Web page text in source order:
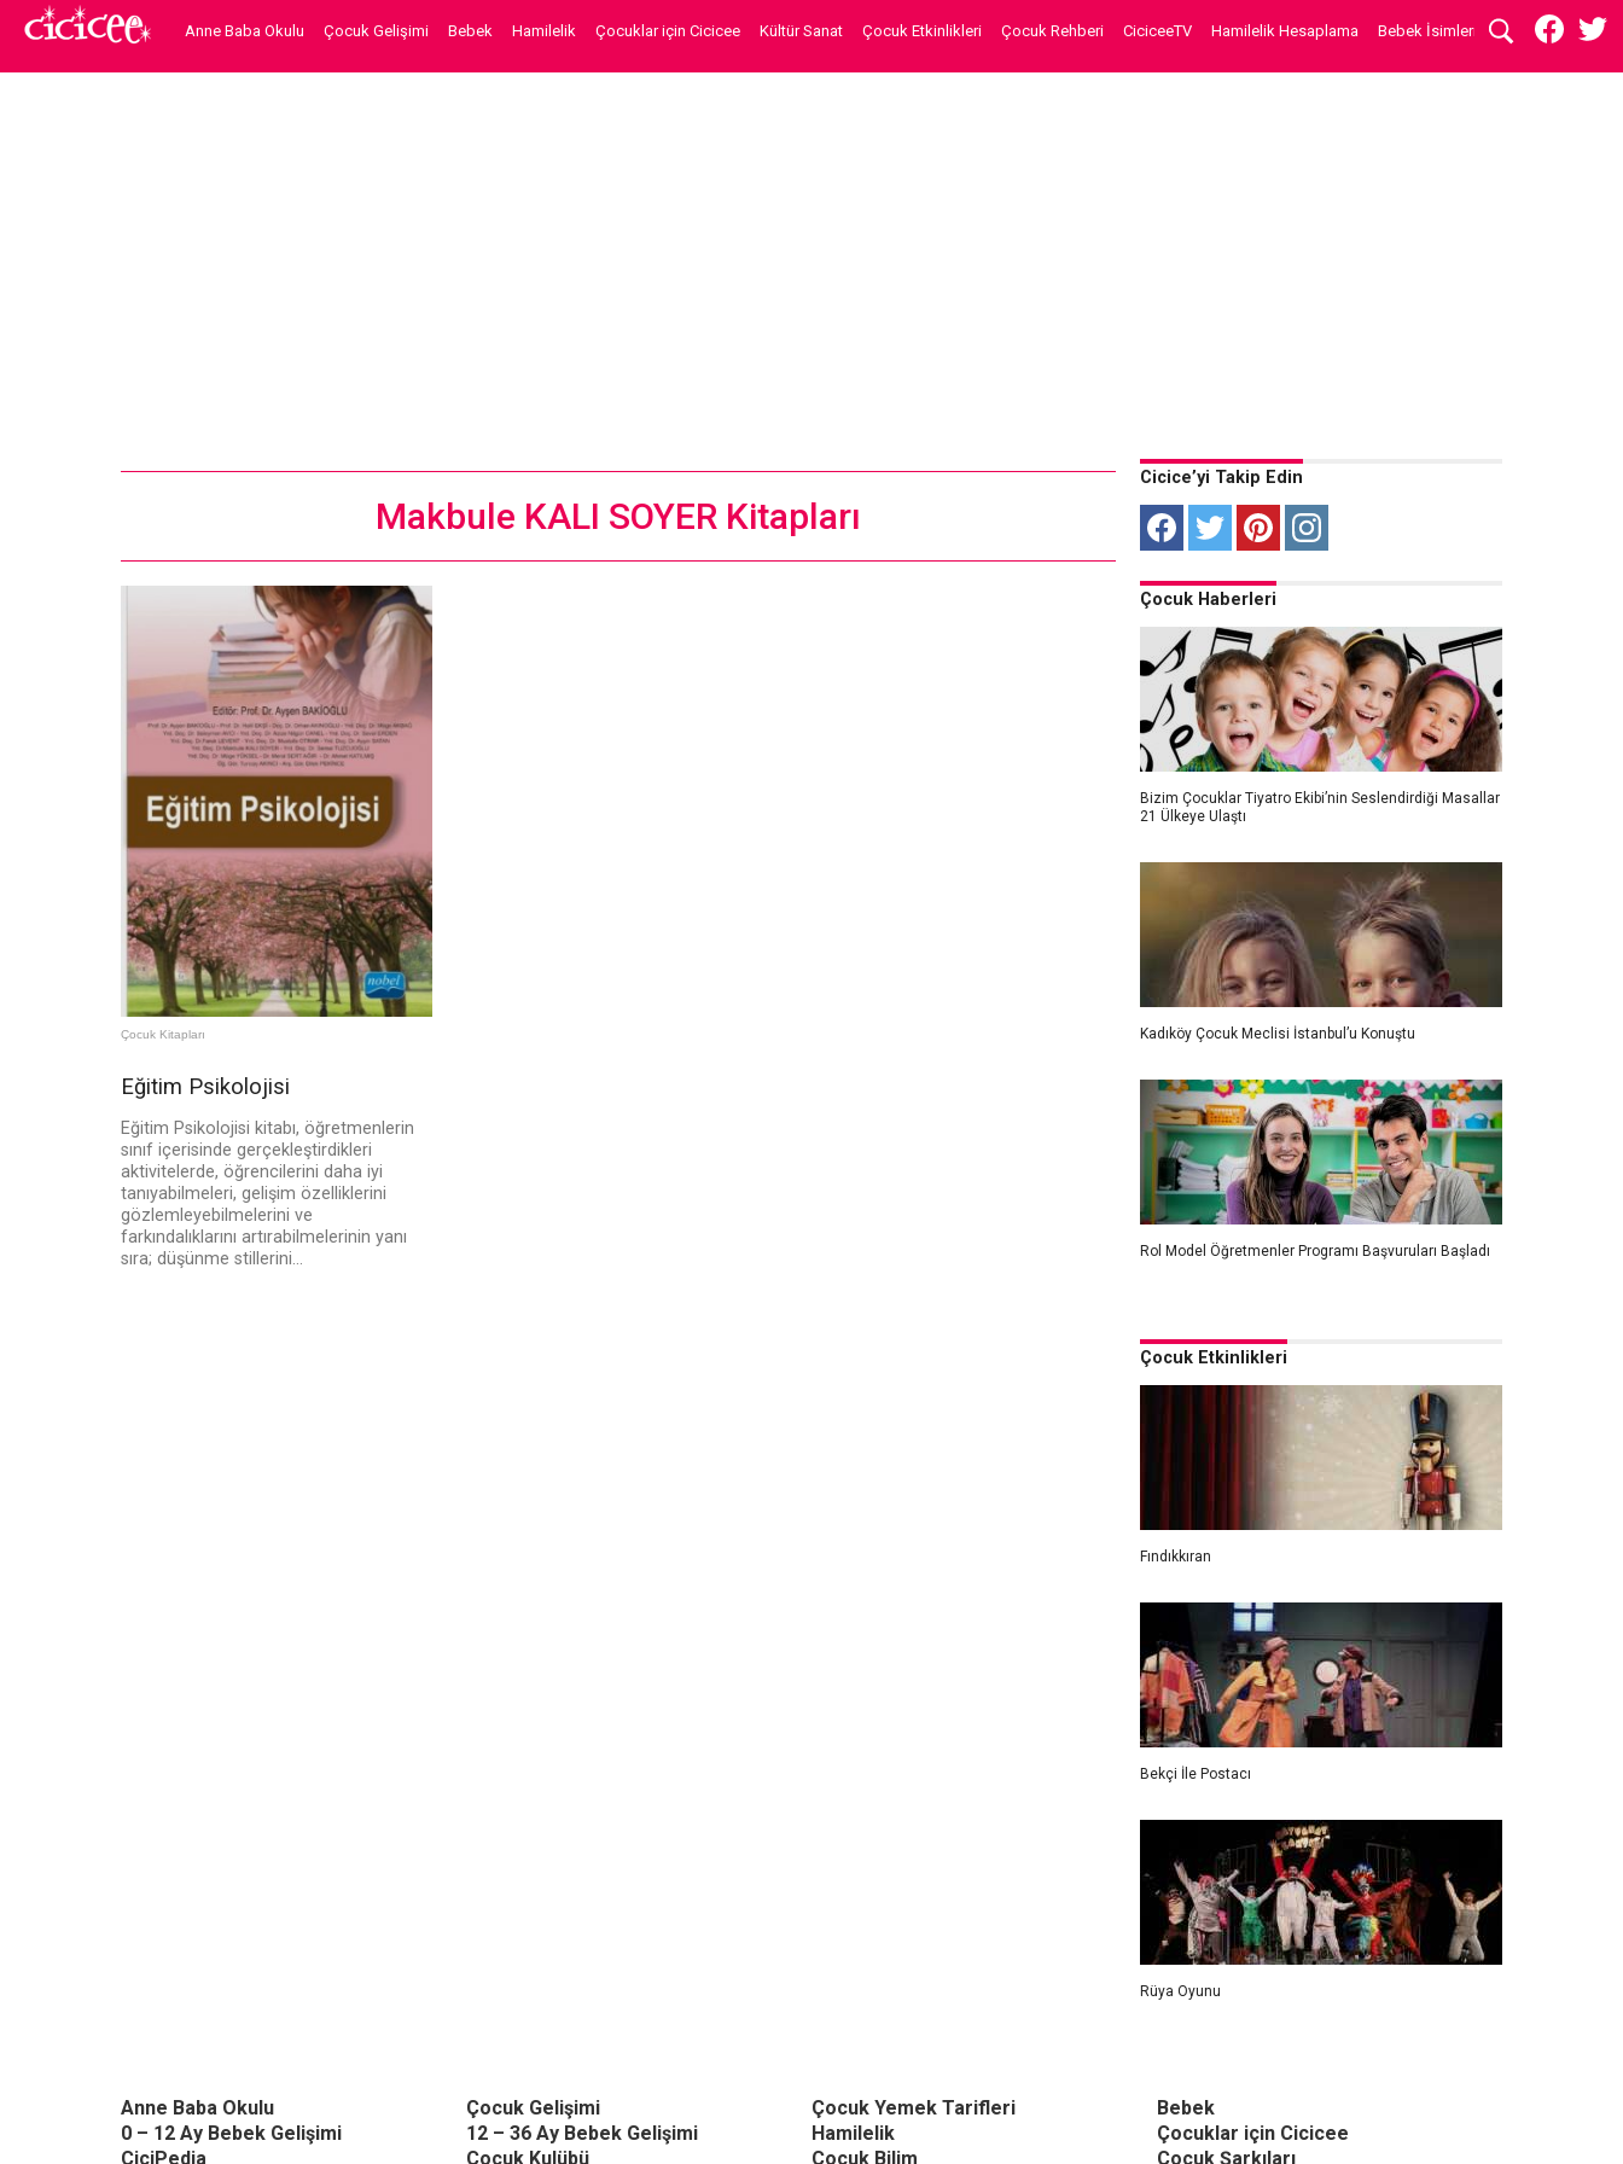
Anne Baba Okulu Çocuk Gelişimi Bebek Hamilelik Çocuklar için Cicicee Kültür Sanat Çocuk Etkinlikleri Çocuk Rehberi CiciceeTV Hamilelik Hesaplama Bebek İsimleri
Makbule KALI SOYER Kitapları
Çocuk Kitapları
Eğitim Psikolojisi
Eğitim Psikolojisi kitabı, öğretmenlerin
sınıf içerisinde gerçekleştirdikleri
aktivitelerde, öğrencilerini daha iyi
tanıyabilmeleri, gelişim özelliklerini
gözlemleyebilmelerini ve
farkındalıklarını artırabilmelerinin yanı
sıra; düşünme stillerini...
Cicice’yi Takip Edin
Çocuk Haberleri
Bizim Çocuklar Tiyatro Ekibi’nin Seslendirdiği Masallar
21 Ülkeye Ulaştı
Kadıköy Çocuk Meclisi İstanbul’u Konuştu
Rol Model Öğretmenler Programı Başvuruları Başladı
Çocuk Etkinlikleri
Fındıkkıran
Bekçi İle Postacı
Rüya Oyunu
Anne Baba Okulu Çocuk Gelişimi Çocuk Yemek Tarifleri
Bebek
0 – 12 Ay Bebek Gelişimi
12 – 36 Ay Bebek Gelişimi Hamilelik
Çocuklar için Cicicee
CiciPedia
Çocuk Kulübü Çocuk Bilim Çocuk Şarkıları